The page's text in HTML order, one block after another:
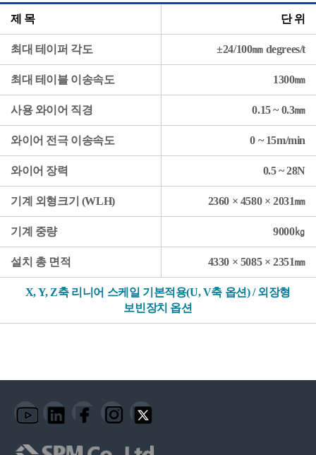
제 목 단 위
최대 테이퍼 각도 ±24/100㎜ degrees/t
최대 테이블 이송속도 1300㎜
사용 와이어 직경 0.15 ~ 0.3㎜
와이어 전극 이송속도 0 ~ 15m/min
와이어 장력 0.5 ~ 28N
기계 외형크기 (WLH) 2360 × 4580 × 2031㎜
기계 중량 9000㎏
설치 총 면적 4330 × 5085 × 2351㎜
X, Y, Z축 리니어 스케일 기본적용(U, V축 옵션) / 외장형
보빈장치 옵션